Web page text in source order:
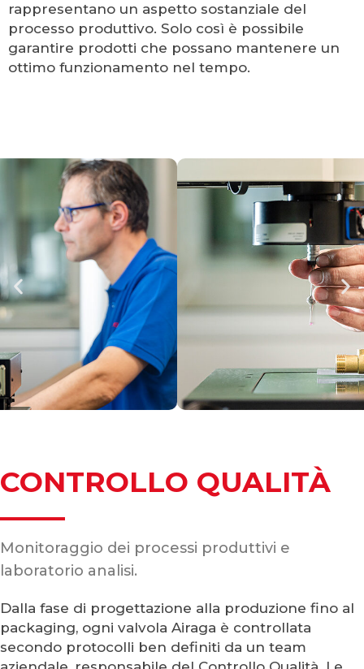
rappresentano un aspetto sostanziale del
processo produttivo. Solo così è possibile
garantire prodotti che possano mantenere un
ottimo funzionamento nel tempo.
CONTROLLO QUALITÀ
Monitoraggio dei processi produttivi e
laboratorio analisi.
Dalla fase di progettazione alla produzione fino al
packaging, ogni valvola Airaga è controllata
secondo protocolli ben definiti da un team